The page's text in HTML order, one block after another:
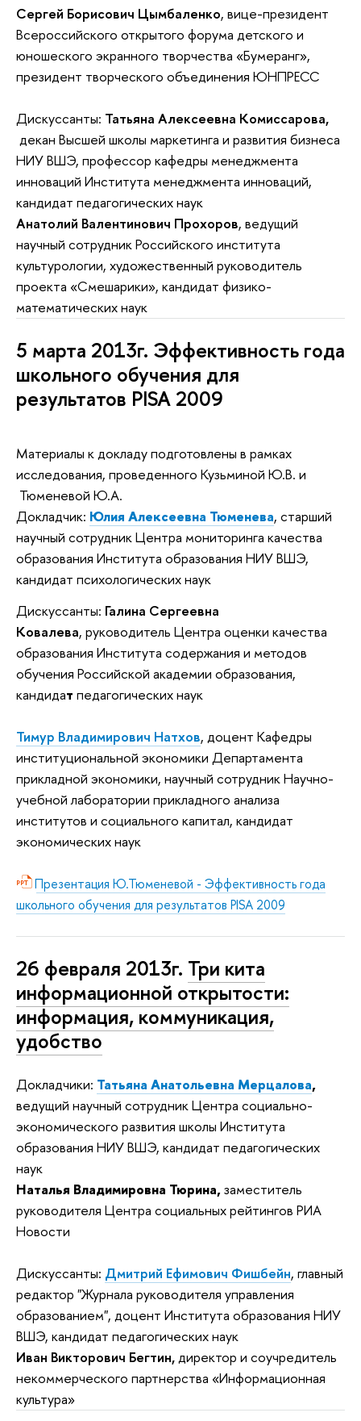
Сергей Борисович Цымбаленко, вице-президент
Всероссийского открытого форума детского и
юношеского экранного творчества «Бумеранг»,
президент творческого объединения ЮНПРЕСС
Дискуссанты: Татьяна Алексеевна Комиссарова,
декан Высшей школы маркетинга и развития бизнеса
НИУ ВШЭ, профессор кафедры менеджмента
инноваций Института менеджмента инноваций,
кандидат педагогических наук
Анатолий Валентинович Прохоров, ведущий
научный сотрудник Российского института
культурологии, художественный руководитель
проекта «Смешарики», кандидат физико-
математических наук
5 марта 2013г. Эффективность года
школьного обучения для
результатов PISA 2009
Материалы к докладу подготовлены в рамках
исследования, проведенного Кузьминой Ю.В. и
Тюменевой Ю.А.
Докладчик: Юлия Алексеевна Тюменева, старший
научный сотрудник Центра мониторинга качества
образования Института образования НИУ ВШЭ,
кандидат психологических наук
Дискуссанты: Галина Сергеевна
Ковалева, руководитель Центра оценки качества
образования Института содержания и методов
обучения Российской академии образования,
кандидат педагогических наук
Тимур Владимирович Натхов, доцент Кафедры
институциональной экономики Департамента
прикладной экономики, научный сотрудник Научно-
учебной лаборатории прикладного анализа
институтов и социального капитал, кандидат
экономических наук
Презентация Ю.Тюменевой - Эффективность года
школьного обучения для результатов PISA 2009
26 февраля 2013г. Три кита
информационной открытости:
информация, коммуникация,
удобство
Докладчики: Татьяна Анатольевна Мерцалова,
ведущий научный сотрудник Центра социально-
экономического развития школы Института
образования НИУ ВШЭ, кандидат педагогических
наук
Наталья Владимировна Тюрина,заместитель
руководителя Центра социальных рейтингов РИА
Новости
Дискуссанты: Дмитрий Ефимович Фишбейн, главный
редактор "Журнала руководителя управления
образованием", доцент Института образования НИУ
ВШЭ, кандидат педагогических наук
Иван Викторович Бегтин,директор и соучредитель
некоммерческого партнерства «Информационная
культура»